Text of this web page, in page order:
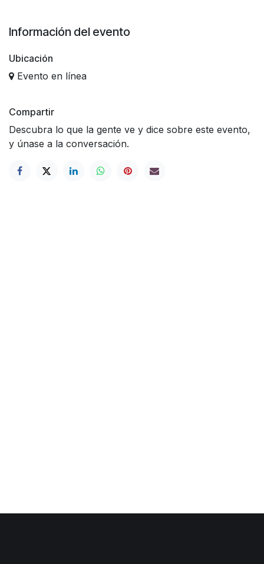
Información del evento
Ubicación
Evento en línea
Compartir
Descubra lo que la gente ve y dice sobre este evento,
y únase a la conversación.